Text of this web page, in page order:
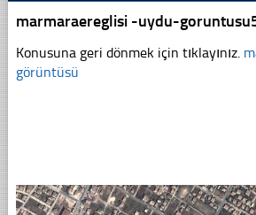
marmaraereglisi -uydu-
Konusuna geri dönmek için tıklayınız.
görüntüsü